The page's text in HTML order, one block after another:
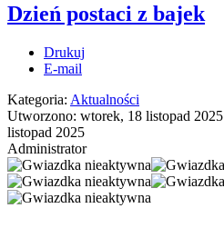
Dzień postaci z bajek
Drukuj
E-mail
Kategoria: Aktualności
Utworzono: wtorek, 18 listopad 2025
listopad 2025
Administrator